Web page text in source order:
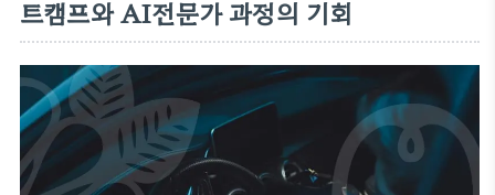
트캠프와 AI전문가 과정의 기회